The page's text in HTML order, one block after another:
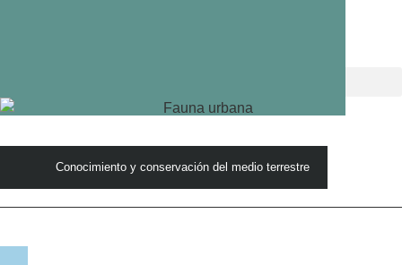
Conocimiento y conservación del medio terrestre